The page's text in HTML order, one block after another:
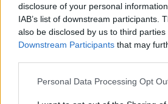
disclosure of your personal
IAB’s list of downstream participants.
also be disclosed by us to third parties
Downstream Participants that may
Personal Data Processing Opt